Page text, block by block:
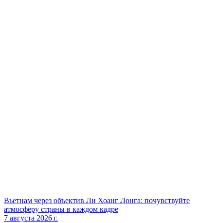
Вьетнам через объектив Ли Хоанг Лонга: почувствуйте
атмосферу страны в каждом кадре
7 августа 2026 г.